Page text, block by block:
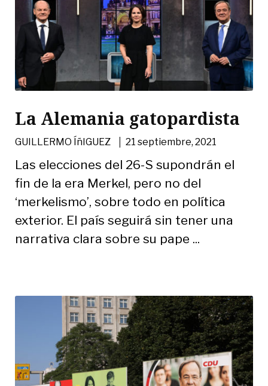
La Alemania gatopardista
GUILLERMO ÍñIGUEZ |21 septiembre, 2021
Las elecciones del 26-S supondrán el
fin de la era Merkel, pero no del
‘merkelismo’, sobre todo en política
exterior. El país seguirá sin tener una
narrativa clara sobre su pape ...